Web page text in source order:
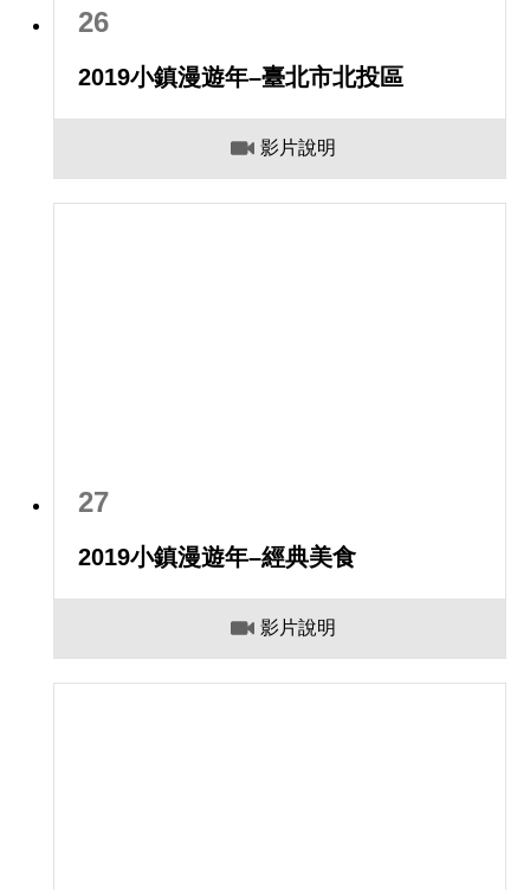
26
2019小鎮漫遊年–臺北市北投區
影片說明
27
2019小鎮漫遊年–經典美食
影片說明